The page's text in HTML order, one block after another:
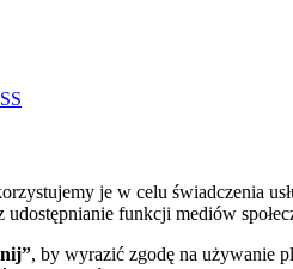
je w celu świadczenia
funkcji mediów
, by wyrazić zgodę na używanie